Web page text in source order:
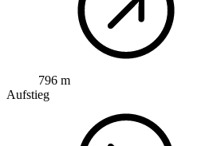
796 m
Aufstieg